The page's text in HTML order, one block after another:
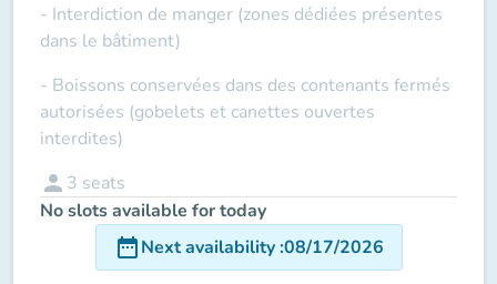
- Interdiction de manger (zones dédiées présentes
dans le bâtiment)
- Boissons conservées dans des contenants fermés
autorisées (gobelets et canettes ouvertes
interdites)
person 3 seats
No slots available for today
date_rangeNext availability:08/17/2026